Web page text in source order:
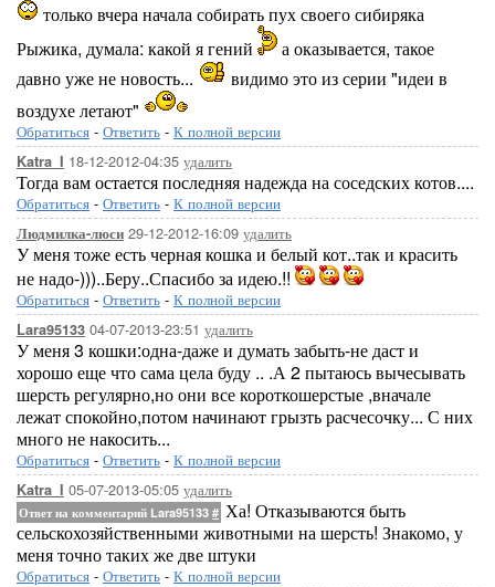
только вчера начала собирать пух своего сибиряка
Рыжика, думала: какой я гений
а оказывается, такое
давно уже не новость...
видимо это из серии "идеи в
воздухе летают"
Обратиться - Ответить - К полной версии
Katra_I 18-12-2012-04:35 удалить
Тогда вам остается последняя надежда на соседских котов....
Обратиться - Ответить - К полной версии
Людмилка-люси 29-12-2012-16:09 удалить
У меня тоже есть черная кошка и белый кот..так и красить
не надо-)))..Беру..Спасибо за идею.!!
Обратиться - Ответить - К полной версии
Lara95133 04-07-2013-23:51 удалить
У меня 3 кошки:одна-даже и думать забыть-не даст и
хорошо еще что сама цела буду .. .А 2 пытаюсь вычесывать
шерсть регулярно,но они все короткошерстые ,вначале
лежат спокойно,потом начинают грызть расчесочку... С них
много не накосить...
Обратиться - Ответить - К полной версии
Katra_I 05-07-2013-05:05 удалить
Ответ на комментарий Lara95133 # Ха! Отказываются быть
сельскохозяйственными животными на шерсть! Знакомо, у
меня точно таких же две штуки
Обратиться - Ответить - К полной версии